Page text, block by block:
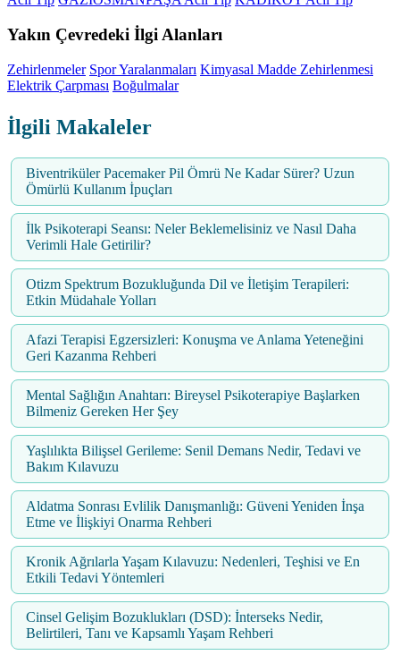
Yakın Çevredeki İlgi Alanları
Zehirlenmeler Spor Yaralanmaları Kimyasal Madde Zehirlenmesi
Elektrik Çarpması Boğulmalar
İlgili Makaleler
Biventriküler Pacemaker Pil Ömrü Ne Kadar Sürer? Uzun
Ömürlü Kullanım İpuçları
İlk Psikoterapi Seansı: Neler Beklemelisiniz ve Nasıl Daha
Verimli Hale Getirilir?
Otizm Spektrum Bozukluğunda Dil ve İletişim Terapileri:
Etkin Müdahale Yolları
Afazi Terapisi Egzersizleri: Konuşma ve Anlama Yeteneğini
Geri Kazanma Rehberi
Mental Sağlığın Anahtarı: Bireysel Psikoterapiye Başlarken
Bilmeniz Gereken Her Şey
Yaşlılıkta Bilişsel Gerileme: Senil Demans Nedir, Tedavi ve
Bakım Kılavuzu
Aldatma Sonrası Evlilik Danışmanlığı: Güveni Yeniden İnşa
Etme ve İlişkiyi Onarma Rehberi
Kronik Ağrılarla Yaşam Kılavuzu: Nedenleri, Teşhisi ve En
Etkili Tedavi Yöntemleri
Cinsel Gelişim Bozuklukları (DSD): İnterseks Nedir,
Belirtileri, Tanı ve Kapsamlı Yaşam Rehberi